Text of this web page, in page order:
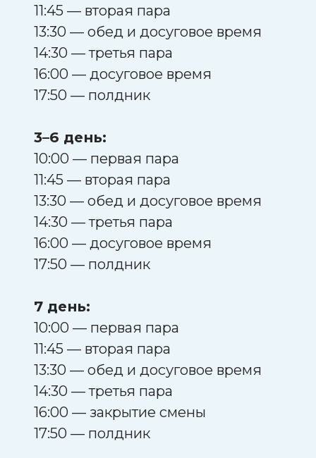
11:45 — вторая пара
13:30 — обед и досуговое время
14:30 — третья пара
16:00 — досуговое время
17:50 — полдник
3–6 день:
10:00 — первая пара
11:45 — вторая пара
13:30 — обед и досуговое время
14:30 — третья пара
16:00 — досуговое время
17:50 — полдник
7 день:
10:00 — первая пара
11:45 — вторая пара
13:30 — обед и досуговое время
14:30 — третья пара
16:00 — закрытие смены
17:50 — полдник